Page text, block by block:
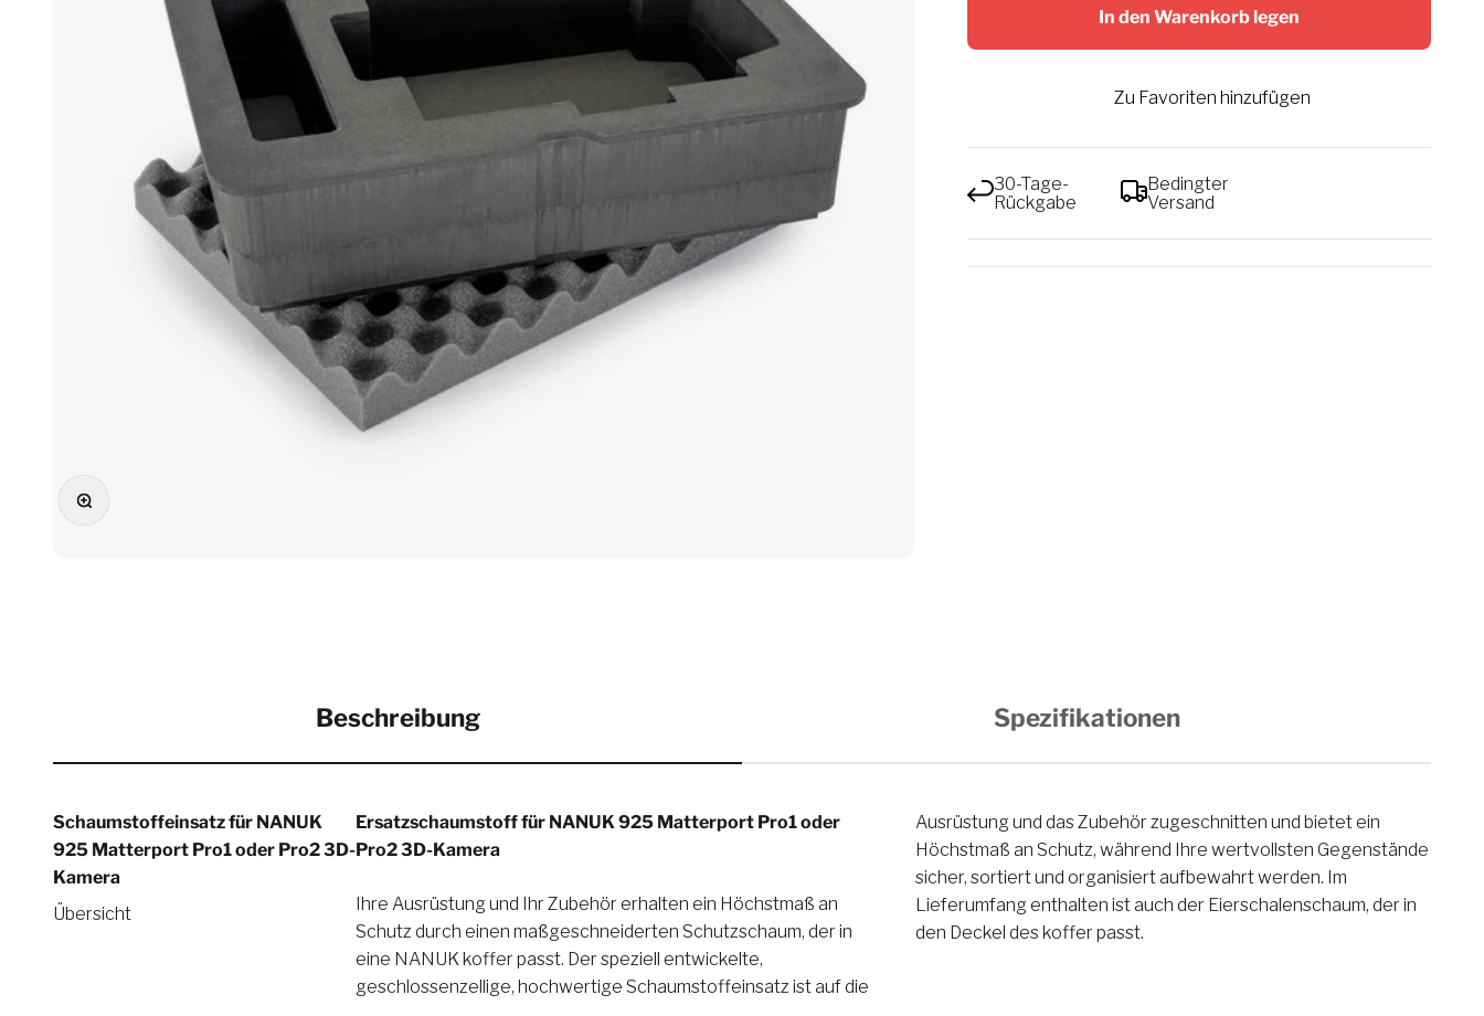
Vergrößern
In den Warenkorb legen
Zu Favoriten hinzufügen
30-Tage-
Rückgabe
Bedingter
Versand
Beschreibung
Schaumstoffeinsatz für NANUK
925 Matterport Pro1 oder Pro2 3D-
Kamera
Übersicht
Ersatzschaumstoff für NANUK 925 Matterport Pro1 oder
Pro2 3D-Kamera
Ihre Ausrüstung und Ihr Zubehör erhalten ein Höchstmaß an
Schutz durch einen maßgeschneiderten Schutzschaum, der in
eine NANUK koffer passt. Der speziell entwickelte,
geschlossenzellige, hochwertige Schaumstoffeinsatz ist auf die
Ausrüstung und das Zubehör zugeschnitten und bietet ein
Höchstmaß an Schutz, während Ihre wertvollsten Gegenstände
sicher, sortiert und organisiert aufbewahrt werden. Im
Lieferumfang enthalten ist auch der Eierschalenschaum, der in
den Deckel des koffer passt.
Spezifikationen